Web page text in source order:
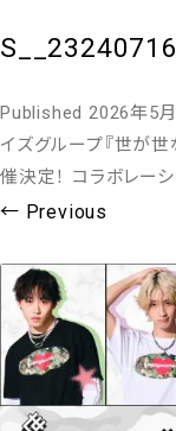
Published 2026年5
イズグループ『世が
催決定！ コラボレーシ
← Previous